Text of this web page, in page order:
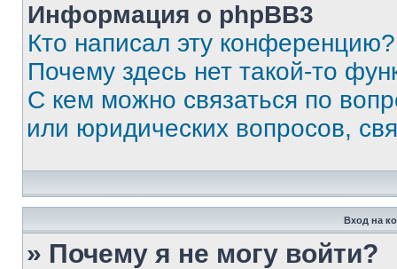
Информация о phpBB3
Кто написал эту конференцию?
Почему здесь нет такой-то
С кем можно связаться по
или юридических вопросов,
Вход на
» Почему я не могу войти?